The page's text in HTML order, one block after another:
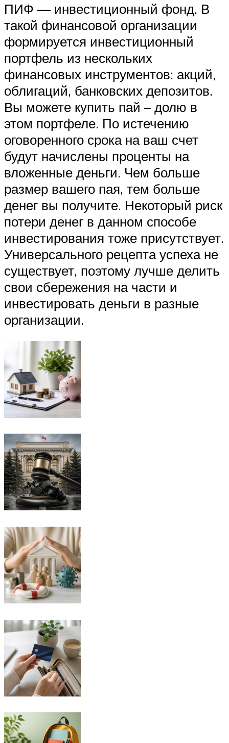
ПИФ — инвестиционный фонд. В
такой финансовой организации
формируется инвестиционный
портфель из нескольких
финансовых инструментов: акций,
облигаций, банковских депозитов.
Вы можете купить пай – долю в
этом портфеле. По истечению
оговоренного срока на ваш счет
будут начислены проценты на
вложенные деньги. Чем больше
размер вашего пая, тем больше
денег вы получите. Некоторый риск
потери денег в данном способе
инвестирования тоже присутствует.
Универсального рецепта успеха не
существует, поэтому лучше делить
свои сбережения на части и
инвестировать деньги в разные
организации.